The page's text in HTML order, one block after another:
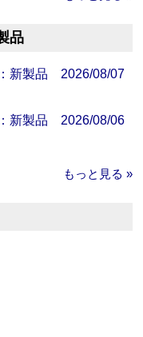
品
新製品 2026/08/07
新製品 2026/08/06
もっと見る »